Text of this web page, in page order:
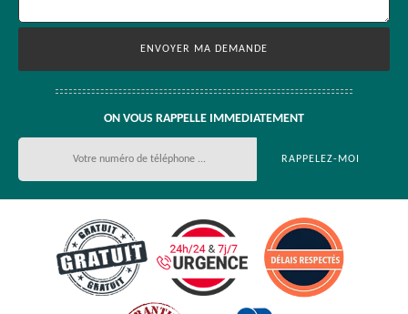
ON VOUS RAPPELLE IMMEDIATEMENT